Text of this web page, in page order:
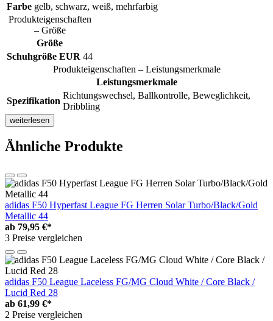
Farbe gelb, schwarz, weiß, mehrfarbig
Produkteigenschaften
– Größe
Größe
Schuhgröße EUR 44
Produkteigenschaften – Leistungsmerkmale
Leistungsmerkmale
Spezifikation
Richtungswechsel, Ballkontrolle, Beweglichkeit,
Dribbling
weiterlesen
Ähnliche Produkte
adidas F50 Hyperfast League FG Herren Solar Turbo/Black/Gold
Metallic 44
ab 79,95 €*
3 Preise vergleichen
adidas F50 League Laceless FG/MG Cloud White / Core Black /
Lucid Red 28
ab 61,99 €*
2 Preise vergleichen